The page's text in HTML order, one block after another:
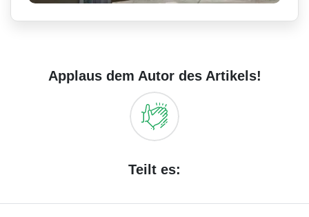
Applaus dem Autor des Artikels!
Teilt es: